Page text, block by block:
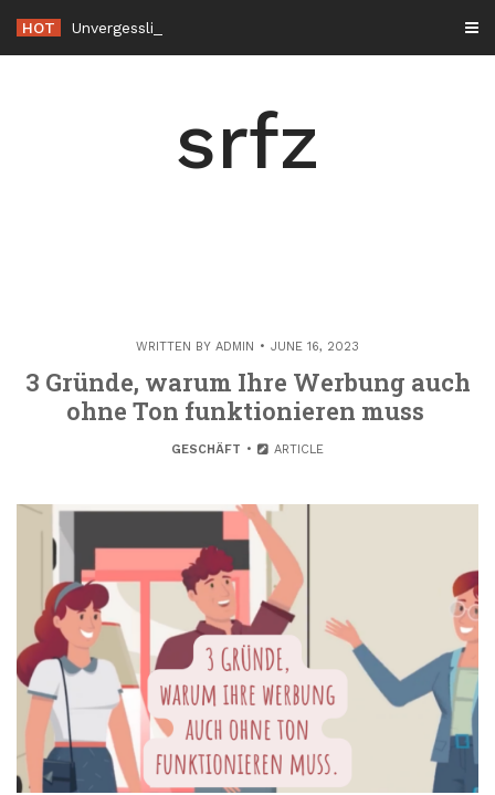
content
HOT
srfz
WRITTEN BY ADMIN JUNE 16, 2023
3 Gründe, warum Ihre Werbung auch
ohne Ton funktionieren muss
GESCHÄFT ARTICLE